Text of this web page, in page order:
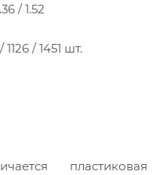
/ 1.52
1126 / 1451 шт.
пластиковая